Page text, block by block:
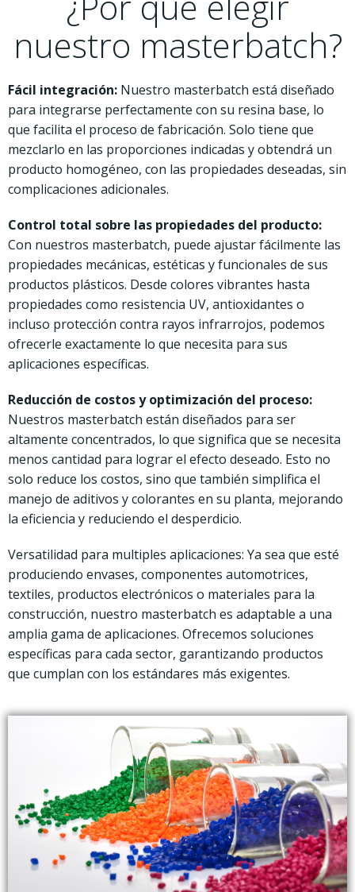
nuestro masterbatch?
Fácil integración: Nuestro masterbatch está diseñado
para integrarse perfectamente con su resina base, lo
que facilita el proceso de fabricación. Solo tiene que
mezclarlo en las proporciones indicadas y obtendrá un
producto homogéneo, con las propiedades deseadas, sin
complicaciones adicionales.
Control total sobre las propiedades del producto:
Con nuestros masterbatch, puede ajustar fácilmente las
propiedades mecánicas, estéticas y funcionales de sus
productos plásticos. Desde colores vibrantes hasta
propiedades como resistencia UV, antioxidantes o
incluso protección contra rayos infrarrojos, podemos
ofrecerle exactamente lo que necesita para sus
aplicaciones específicas.
Reducción de costos y optimización del proceso:
Nuestros masterbatch están diseñados para ser
altamente concentrados, lo que significa que se necesita
menos cantidad para lograr el efecto deseado. Esto no
solo reduce los costos, sino que también simplifica el
manejo de aditivos y colorantes en su planta, mejorando
la eficiencia y reduciendo el desperdicio.
Versatilidad para multiples aplicaciones: Ya sea que esté
produciendo envases, componentes automotrices,
textiles, productos electrónicos o materiales para la
construcción, nuestro masterbatch es adaptable a una
amplia gama de aplicaciones. Ofrecemos soluciones
específicas para cada sector, garantizando productos
que cumplan con los estándares más exigentes.